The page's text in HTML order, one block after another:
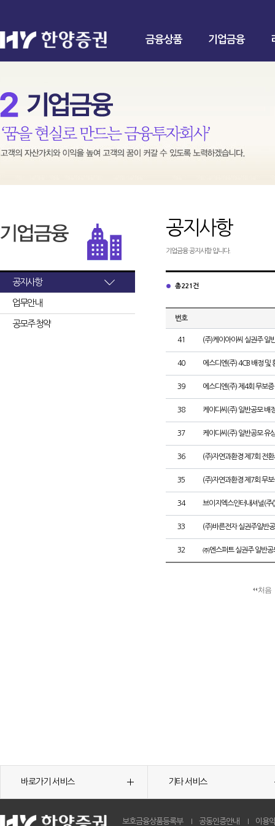
금융상품 기업금융
공지사항
업무안내
공모주 청약
공지사항
기업금융 공지사항 입니다.
총 221건
번호
41 (주)케이아이씨 실권주 일
40 에스디엔(주) 4CB 배정 및
39 에스디엔(주) 제4회 무보
38 케이디씨(주) 일반공모 배
37 케이디씨(주) 일반공모 유
36 (주)자연과환경 제7회 전
35 (주)자연과환경 제7회 무
34 브이지엑스인터내셔널(주
33 (주)바른전자 실권주일반
32 ㈜엔스퍼트 실권주 일반공
처음
바로가기 서비스 기타 서비스
보호금융상품등록부 공동인증안내 이용